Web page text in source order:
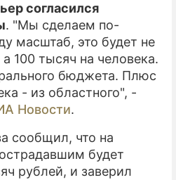
согласился
. "Мы сделаем по-
масштаб, это будет не
100 тысяч на человека.
бюджета. Плюс
- из областного", -
Новости.
сообщил, что на
будет
рублей, и заверил